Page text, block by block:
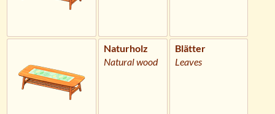
Naturholz
Natural wood
Blätter
Leaves